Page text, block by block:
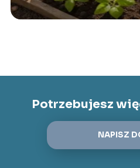
Potrzebujesz
NAPISZ